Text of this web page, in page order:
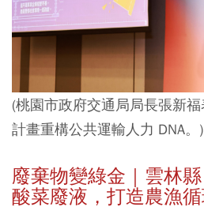
(桃園市政府交通局局長張新
計畫重構公共運輸人力 DNA。)
廢棄物變綠金｜雲林
酸菜廢液，打造農漁